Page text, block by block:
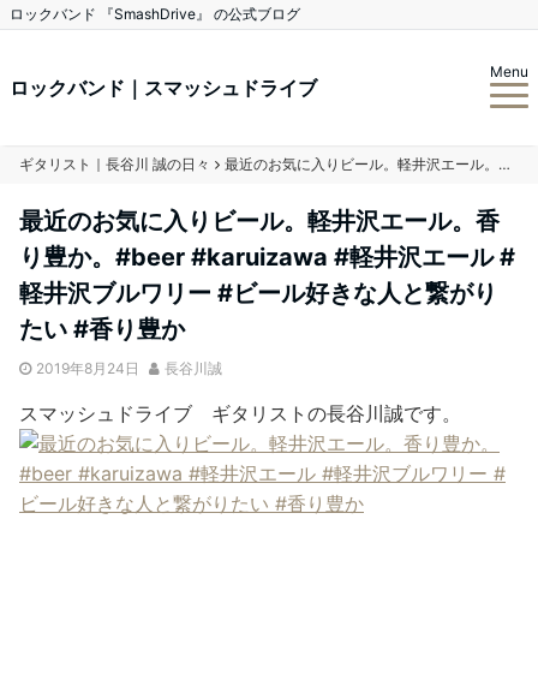
ロックバンド 『SmashDrive』 の公式ブログ
ロックバンド｜スマッシュドライブ
Menu
ギタリスト｜長谷川 誠の日々 最近のお気に入りビール。軽井沢エール。香り豊か。#beer #karuizawa #軽井沢エール #軽井沢ブルワリー #ビール好きな人と繋がりたい #香り豊か
最近のお気に入りビール。軽井沢エール。香
り豊か。#beer #karuizawa #軽井沢エール #
軽井沢ブルワリー #ビール好きな人と繋がり
たい #香り豊か
2019年8月24日 長谷川誠
スマッシュドライブ ギタリストの長谷川誠です。